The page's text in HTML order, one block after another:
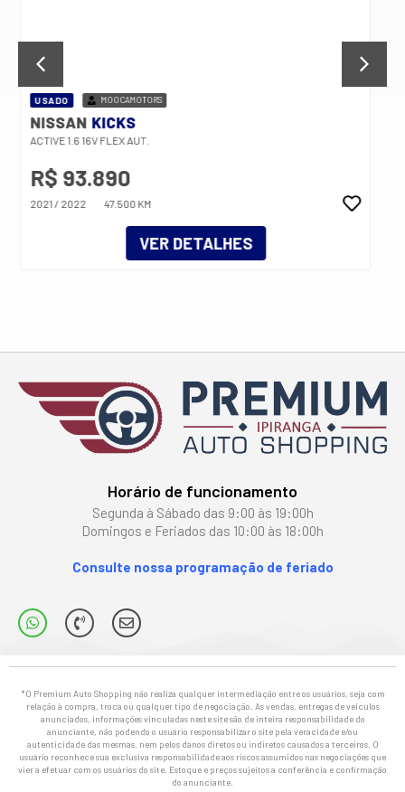
Horário de funcionamento
Segunda à Sábado das 9:00 às 19:00h
Domingos e Feriados das 10:00 às 18:00h
Consulte nossa programação de feriado
*O Premium Auto Shopping não realiza qualquer intermediação entre os usuários, seja com
relação à compra, troca ou qualquer tipo de negociação. As vendas, entregas de veículos
anunciados, informações vinculadas neste site são de inteira responsabilidade do
anunciante, não podendo o usuário responsabilizar o site pela veracidade e/ou
autenticidade das mesmas, nem pelos danos diretos ou indiretos causados a terceiros. O
usuário reconhece sua exclusiva responsabilidade aos riscos assumidos nas negociações que
vier a efetuar com os usuários do site. Estoque e preços sujeitos a conferência e confirmação
do anunciante.